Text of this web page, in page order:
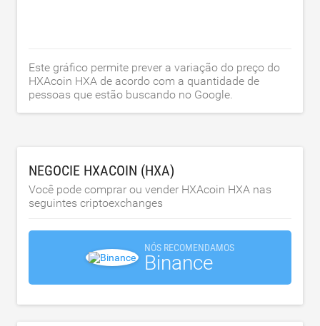
Este gráfico permite prever a variação do preço do
HXAcoin HXA de acordo com a quantidade de
pessoas que estão buscando no Google.
NEGOCIE HXACOIN (HXA)
Você pode comprar ou vender HXAcoin HXA nas
seguintes criptoexchanges
NÓS RECOMENDAMOS
Binance